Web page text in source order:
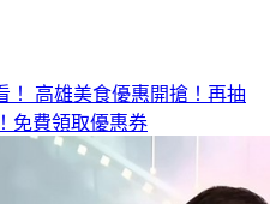
！ 高雄美食優惠開搶！再抽
免費領取優惠券